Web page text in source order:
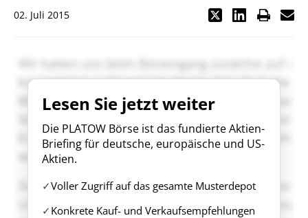
02. Juli 2015
Lesen Sie jetzt weiter
Die PLATOW Börse ist das fundierte Aktien-
Briefing für deutsche, europäische und US-
Aktien.
Voller Zugriff auf das gesamte Musterdepot
Konkrete Kauf- und Verkaufsempfehlungen